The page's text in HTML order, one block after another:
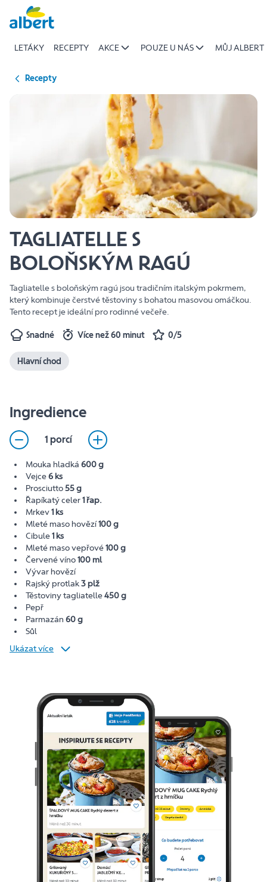
Přeskočit
LETÁKY RECEPTY AKCE POUZE U NÁS MŮJ ALBERT
Recepty
TAGLIATELLE S
BOLOŇSKÝM RAGÚ
Tagliatelle s boloňským ragú jsou tradičním italským pokrmem,
který kombinuje čerstvé těstoviny s bohatou masovou omáčkou.
Tento recept je ideální pro rodinné večeře.
Snadné Více než 60 minut 0/5
Hlavní chod
Ingredience
1 porcí
Mouka hladká 600 g
Vejce6 ks
Prosciutto55 g
Řapíkatý celer1 řap.
Mrkev1 ks
Mleté maso hovězí100 g
Cibule1 ks
Mleté maso vepřové100 g
Červené víno100 ml
Vývar hovězí
Rajský protlak3 plž
Těstoviny tagliatelle450 g
Pepř
Parmazán 60 g
Sůl
Ukázat více